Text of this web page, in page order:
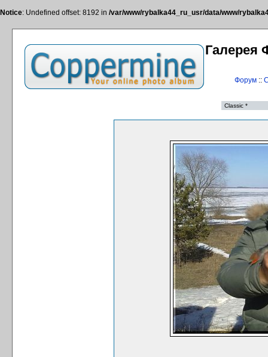
Notice: Undefined offset: 8192 in /var/www/rybalka44_ru_usr/data/www/
Галерея
Форум::